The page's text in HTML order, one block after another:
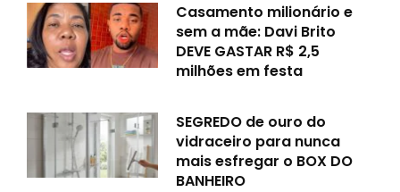
Casamento milionário e
sem a mãe: Davi Brito
DEVE GASTAR R$ 2,5
milhões em festa
SEGREDO de ouro do
vidraceiro para nunca
mais esfregar o BOX DO
BANHEIRO